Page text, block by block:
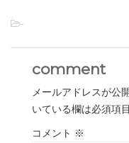
-
comment
メールアドレスが公
いている欄は必須項
コメント ※